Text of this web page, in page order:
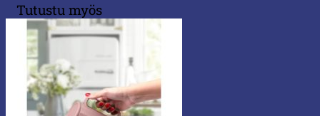
Tutustu myös